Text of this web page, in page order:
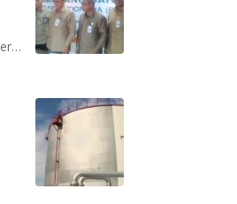
Pada Rabu, 7 Februari 2018, Saham BBNI ditutup melonjak 5,23 persen ke level Rp 9.550 per saham